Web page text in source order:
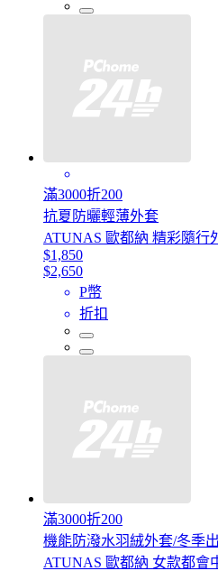
滿3000折200
抗夏防曬輕薄外套
ATUNAS 歐都納 精彩隨行
$1,850
$2,650
P幣
折扣
滿3000折200
機能防潑水羽絨外套/冬季
ATUNAS 歐都納 女款都會